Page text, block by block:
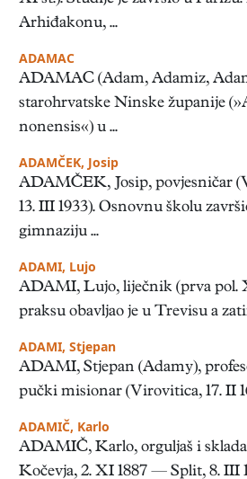
Arhiđakonu, ...
ADAMAC
ADAMAC (Adam, Adamiz,
starohrvatske Ninske županije
nonensis«) u ...
ADAMČEK, Josip
ADAMČEK, Josip, povjesničar
13. III 1933). Osnovnu školu
gimnaziju ...
ADAMI, Lujo
ADAMI, Lujo, liječnik (prva pol.
praksu obavljao je u Trevisu a
ADAMI, Stjepan
ADAMI, Stjepan (Adamy),
pučki misionar (Virovitica, 17. II
ADAMIČ, Karlo
ADAMIČ, Karlo, orguljaš i
Kočevja, 2. XI 1887 — Split, 8. III